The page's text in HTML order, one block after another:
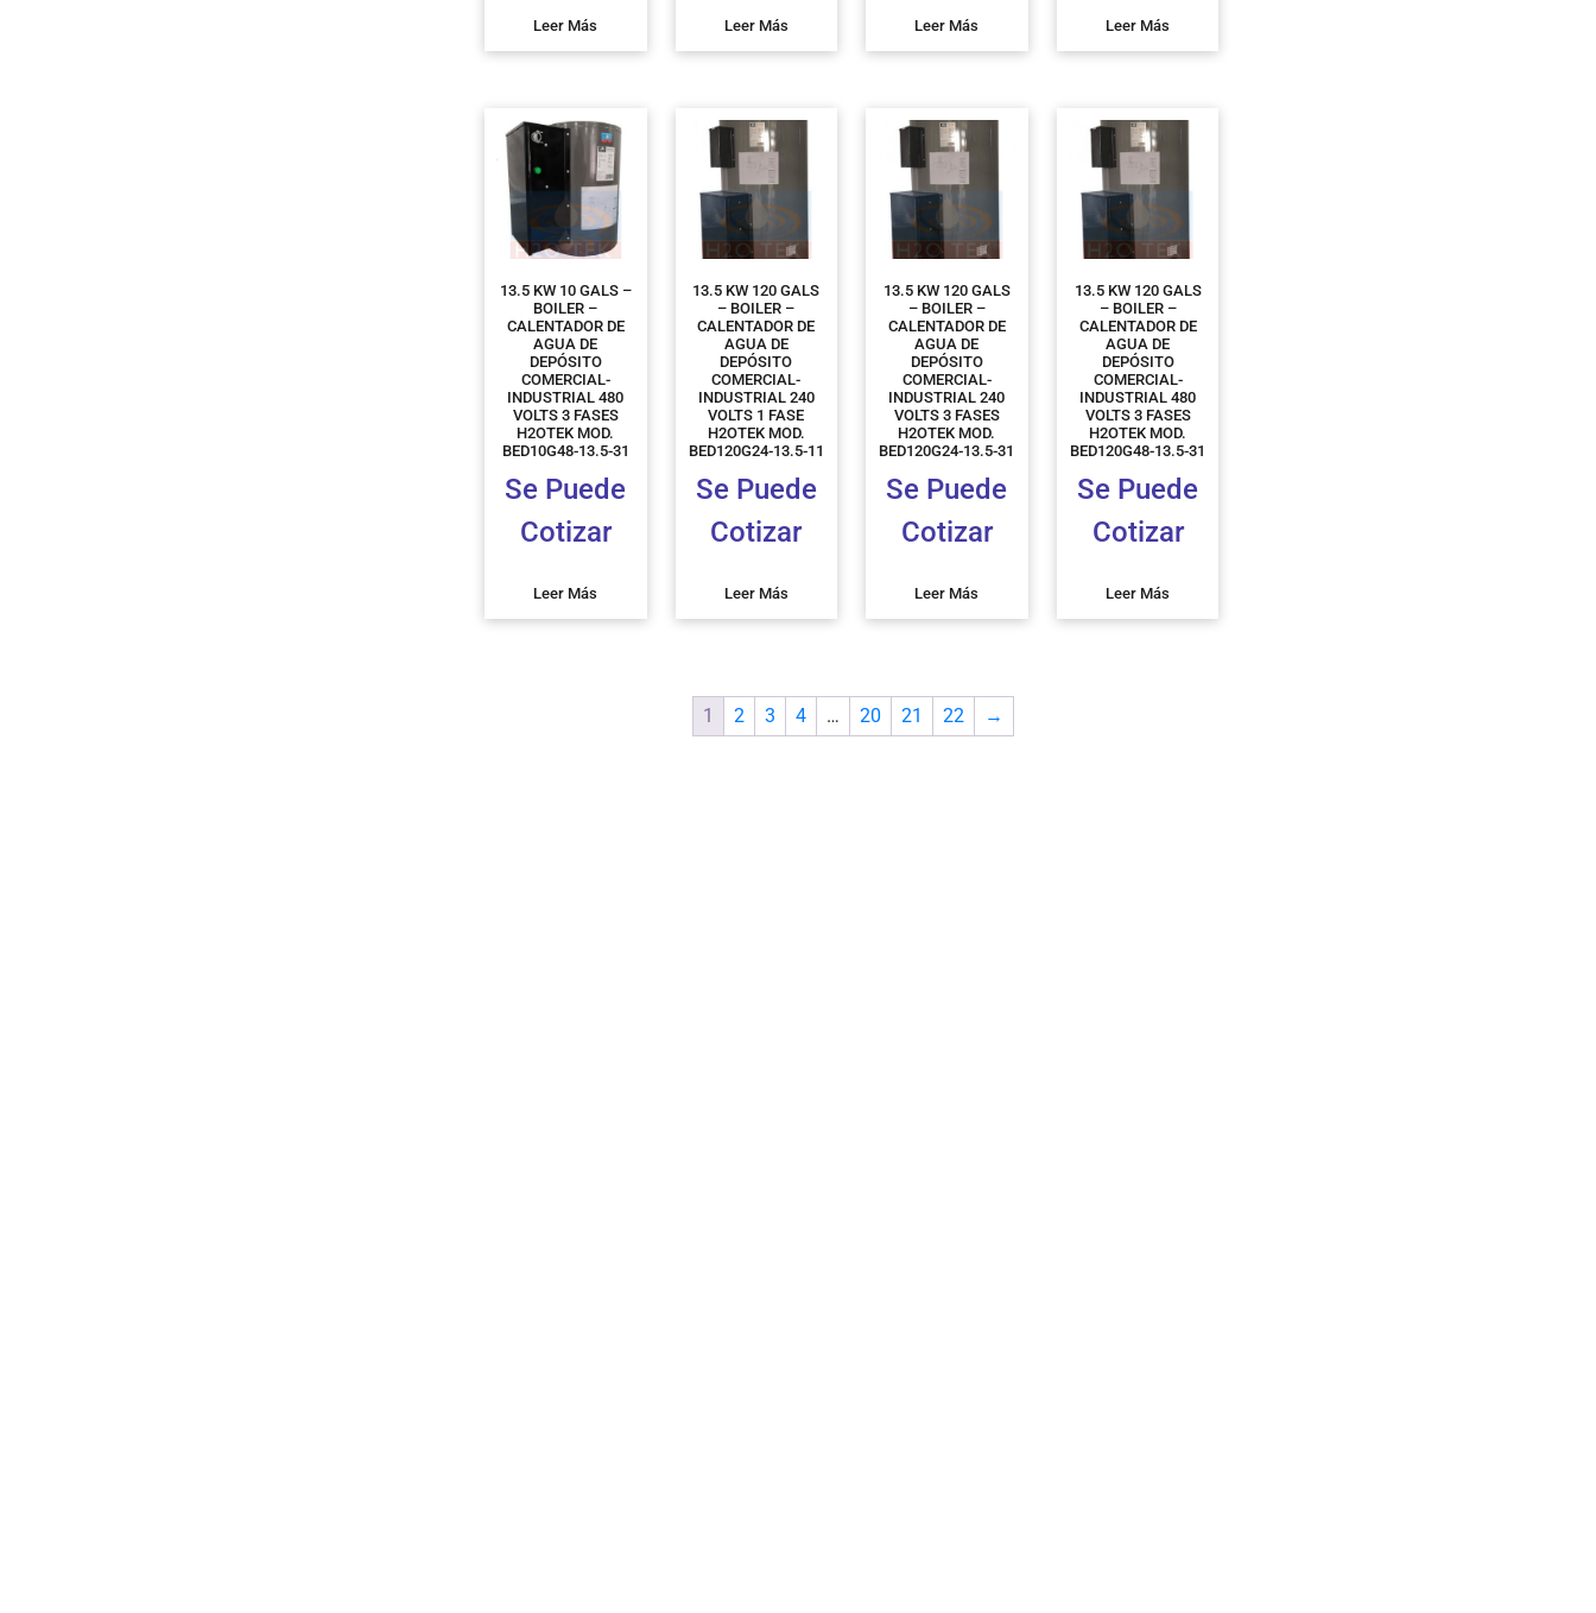
Leer Más Leer Más Leer Más Leer Más
13.5 KW 10 GALS –
BOILER –
CALENTADOR DE
AGUA DE
DEPÓSITO
COMERCIAL-
INDUSTRIAL 480
VOLTS 3 FASES
H2OTEK MOD.
BED10G48-13.5-31
Se Puede
Cotizar
Leer Más
13.5 KW 120 GALS
– BOILER –
CALENTADOR DE
AGUA DE
DEPÓSITO
COMERCIAL-
INDUSTRIAL 240
VOLTS 1 FASE
H2OTEK MOD.
BED120G24-13.5-11
Se Puede
Cotizar
Leer Más
13.5 KW 120 GALS
– BOILER –
CALENTADOR DE
AGUA DE
DEPÓSITO
COMERCIAL-
INDUSTRIAL 240
VOLTS 3 FASES
H2OTEK MOD.
BED120G24-13.5-31
Se Puede
Cotizar
Leer Más
13.5 KW 120 GALS
– BOILER –
CALENTADOR DE
AGUA DE
DEPÓSITO
COMERCIAL-
INDUSTRIAL 480
VOLTS 3 FASES
H2OTEK MOD.
BED120G48-13.5-31
Se Puede
Cotizar
Leer Más
1 2 3 4 … 20 21 22 →